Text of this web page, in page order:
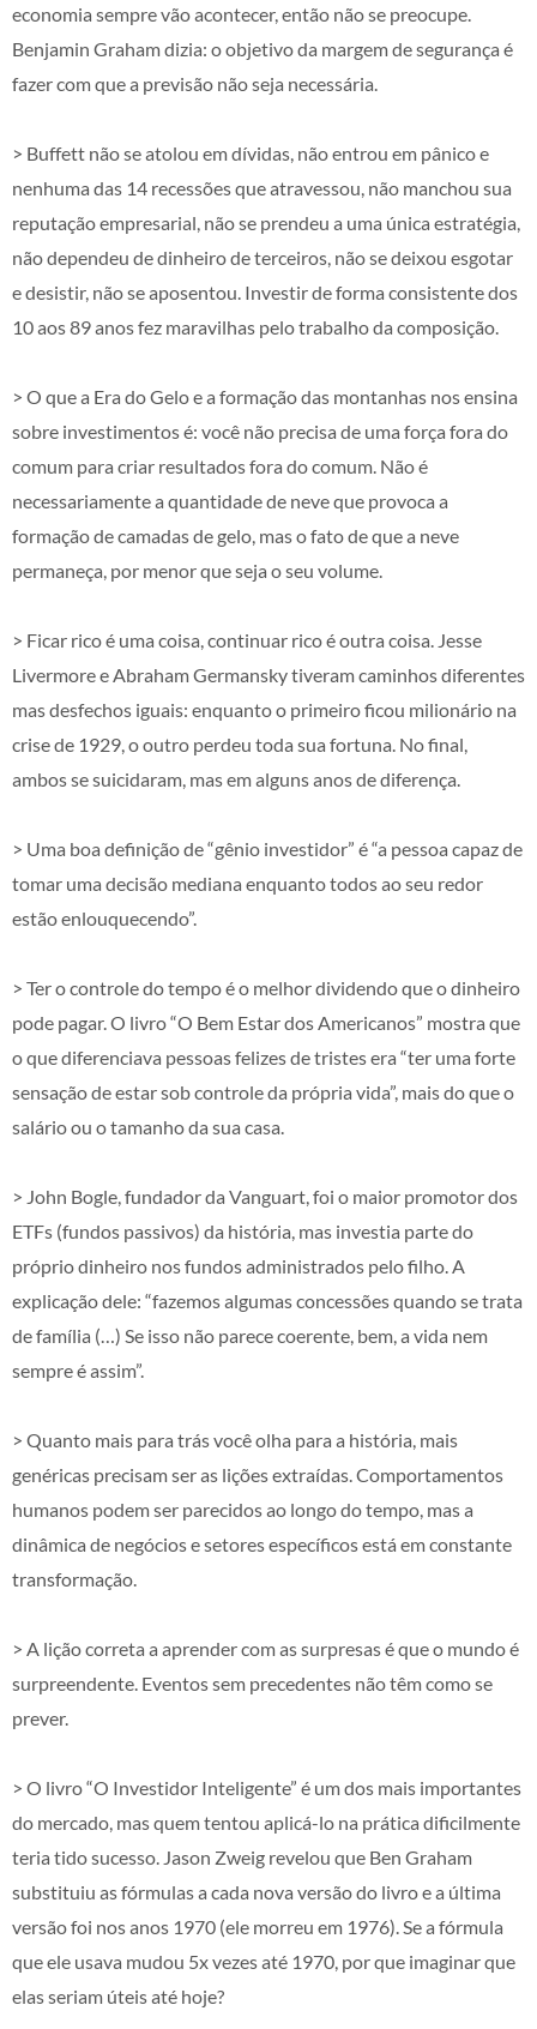
economia sempre vão acontecer, então não se preocupe.
Benjamin Graham dizia: o objetivo da margem de segurança é
fazer com que a previsão não seja necessária.
> Buffett não se atolou em dívidas, não entrou em pânico e
nenhuma das 14 recessões que atravessou, não manchou sua
reputação empresarial, não se prendeu a uma única estratégia,
não dependeu de dinheiro de terceiros, não se deixou esgotar
e desistir, não se aposentou. Investir de forma consistente dos
10 aos 89 anos fez maravilhas pelo trabalho da composição.
> O que a Era do Gelo e a formação das montanhas nos ensina
sobre investimentos é: você não precisa de uma força fora do
comum para criar resultados fora do comum. Não é
necessariamente a quantidade de neve que provoca a
formação de camadas de gelo, mas o fato de que a neve
permaneça, por menor que seja o seu volume.
> Ficar rico é uma coisa, continuar rico é outra coisa. Jesse
Livermore e Abraham Germansky tiveram caminhos diferentes
mas desfechos iguais: enquanto o primeiro ficou milionário na
crise de 1929, o outro perdeu toda sua fortuna. No final,
ambos se suicidaram, mas em alguns anos de diferença.
> Uma boa definição de “gênio investidor” é “a pessoa capaz de
tomar uma decisão mediana enquanto todos ao seu redor
estão enlouquecendo”.
> Ter o controle do tempo é o melhor dividendo que o dinheiro
pode pagar. O livro “O Bem Estar dos Americanos” mostra que
o que diferenciava pessoas felizes de tristes era “ter uma forte
sensação de estar sob controle da própria vida”, mais do que o
salário ou o tamanho da sua casa.
> John Bogle, fundador da Vanguart, foi o maior promotor dos
ETFs (fundos passivos) da história, mas investia parte do
próprio dinheiro nos fundos administrados pelo filho. A
explicação dele: “fazemos algumas concessões quando se trata
de família (…) Se isso não parece coerente, bem, a vida nem
sempre é assim”.
> Quanto mais para trás você olha para a história, mais
genéricas precisam ser as lições extraídas. Comportamentos
humanos podem ser parecidos ao longo do tempo, mas a
dinâmica de negócios e setores específicos está em constante
transformação.
> A lição correta a aprender com as surpresas é que o mundo é
surpreendente. Eventos sem precedentes não têm como se
prever.
> O livro “O Investidor Inteligente” é um dos mais importantes
do mercado, mas quem tentou aplicá-lo na prática dificilmente
teria tido sucesso. Jason Zweig revelou que Ben Graham
substituiu as fórmulas a cada nova versão do livro e a última
versão foi nos anos 1970 (ele morreu em 1976). Se a fórmula
que ele usava mudou 5x vezes até 1970, por que imaginar que
elas seriam úteis até hoje?